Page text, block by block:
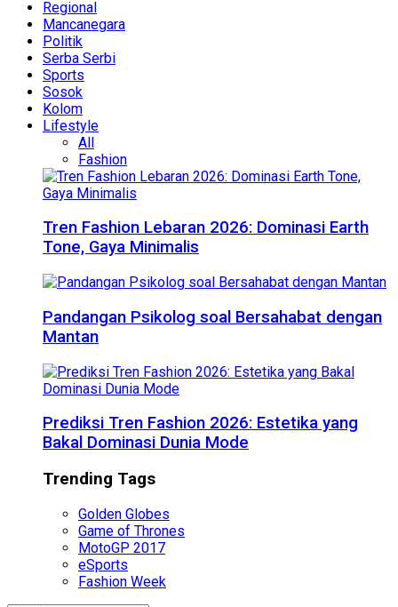
Regional
Mancanegara
Politik
Serba Serbi
Sports
Sosok
Kolom
Lifestyle
All
Fashion
Tren Fashion Lebaran 2026: Dominasi Earth
Tone, Gaya Minimalis
Pandangan Psikolog soal Bersahabat dengan
Mantan
Prediksi Tren Fashion 2026: Estetika yang
Bakal Dominasi Dunia Mode
Trending Tags
Golden Globes
Game of Thrones
MotoGP 2017
eSports
Fashion Week